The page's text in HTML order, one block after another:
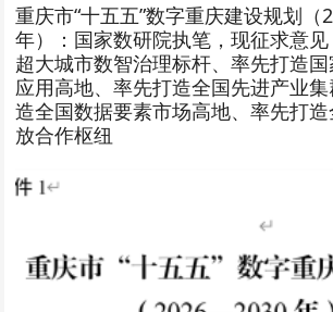
重庆市“十五五”数字重庆建设规划
年）：国家数研院执笔，现征求意
超大城市数智治理标杆、率先打造
应用高地、率先打造全国先进产业
造全国数据要素市场高地、率先打
放合作枢纽